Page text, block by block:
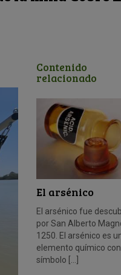
Contenido
relacionado
El arsénico
El arsénico fue
por San Alberto
1250. El arsénico es
elemento químico con
símbolo […]